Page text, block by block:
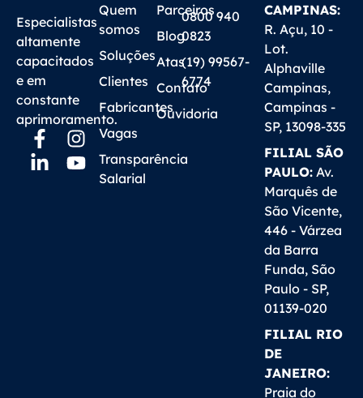
Especialistas
altamente
capacitados
e em
constante
aprimoramento.
Quem
somos
Soluções
Clientes
Fabricantes
Vagas
Transparência
Salarial
Parceiros
Blog
Atas
Contato
Ouvidoria
0800 940
0823
(19) 99567-
6774
CAMPINAS:
R. Açu, 10 -
Lot.
Alphaville
Campinas,
Campinas -
SP, 13098-335
FILIAL SÃO
PAULO: Av.
Marquês de
São Vicente,
446 - Várzea
da Barra
Funda, São
Paulo - SP,
01139-020
FILIAL RIO
DE
JANEIRO:
Praia do